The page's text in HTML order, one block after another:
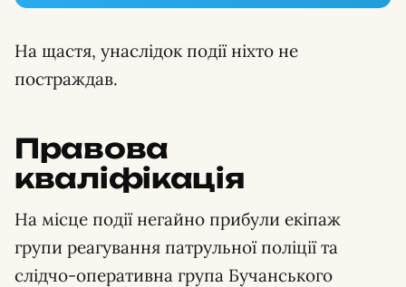
На щастя, унаслідок події ніхто не
постраждав.
Правова
кваліфікація
На місце події негайно прибули екіпаж
групи реагування патрульної поліції та
слідчо-оперативна група Бучанського